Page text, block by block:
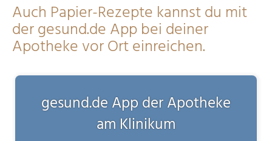
Auch Papier-Rezepte kannst du mit
der gesund.de App bei deiner
Apotheke vor Ort einreichen.
gesund.de App der Apotheke
am Klinikum